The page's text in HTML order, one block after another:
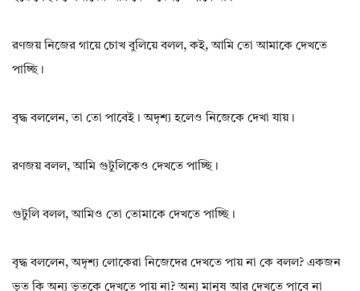
রণজয় নিজের গায়ে চোখ বুলিয়ে বলল, কই, আমি তো আমাকে দেখতে
পাচ্ছি।
বৃদ্ধ বললেন, তা তো পাবেই। অদৃশ্য হলেও নিজেকে দেখা যায়।
রণজয় বলল, আমি গুটুলিকেও দেখতে পাচ্ছি।
গুটুলি বলল, আমিও তো তোমাকে দেখতে পাচ্ছি।
বৃদ্ধ বললেন, অদৃশ্য লোকেরা নিজেদের দেখতে পায় না কে বলল? একজন
ভূত কি অন্য ভূতকে দেখতে পায় না? অন্য মানুষ আর দেখতে পাবে না